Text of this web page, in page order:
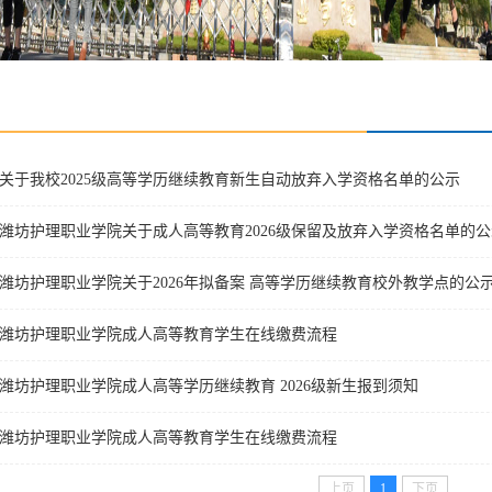
关于我校2025级高等学历继续教育新生自动放弃入学资格名单的公示
潍坊护理职业学院关于成人高等教育2026级保留及放弃入学资格名单的
潍坊护理职业学院关于2026年拟备案 高等学历继续教育校外教学点的公
潍坊护理职业学院成人高等教育学生在线缴费流程
潍坊护理职业学院成人高等学历继续教育 2026级新生报到须知
潍坊护理职业学院成人高等教育学生在线缴费流程
上页 1 下页